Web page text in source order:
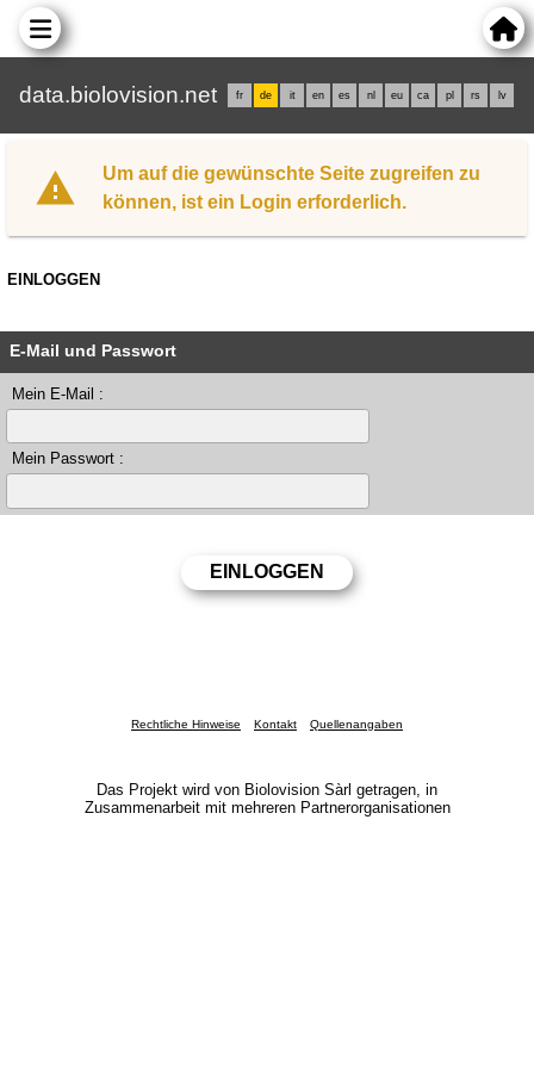
data.biolovision.net fr de it en es nl eu ca pl rs lv
Um auf die gewünschte Seite zugreifen zu
können, ist ein Login erforderlich.
EINLOGGEN
E-Mail und Passwort
Mein E-Mail :
Mein Passwort :
Rechtliche Hinweise Kontakt Quellenangaben
Das Projekt wird von Biolovision Sàrl getragen, in
Zusammenarbeit mit mehreren Partnerorganisationen